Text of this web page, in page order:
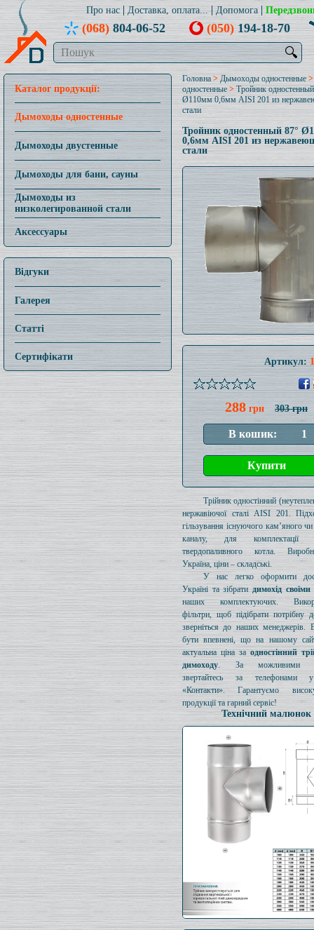
Про нас Доставка, оплата... Допомога
(068)804-06-52 (050)194-18-70
🔍
Каталог продукції:
Дымоходы одностенные
Дымоходы двустенные
Дымоходы для бани, сауны
Дымоходы из
низколегированной стали
Аксессуары
Відгуки
Галерея
Статті
Сертифікати
Головна > Дымоходы одностенные
одностенные >Тройник
Ø110мм 0,6мм AISI 201 из
стали
Тройник одностенный 87°
0,6мм AISI 201 из
стали
Артикул:
288 грн 303 грн
Трійник одностінний
нержавіючої сталі AISI 201.
гільзування існуючого кам’яного
каналу, для комплектації
твердопаливного котла.
Україна, ціни – складські.
У нас легко оформити
Україні та зібратидимохід
наших комплектуючих.
фільтри, щоб підібрати потрібну
зверніться до наших менеджерів.
бути впевнені, що на нашому
актуальна ціна заодностінний
димоходу. За можливими
звертайтесь за телефонами
«Контакти». Гарантуємо
продукції та гарний сервіс!
Технічний малюнок